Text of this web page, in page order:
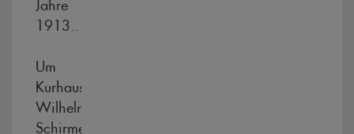
Jahre
1913...
Um
Kurhauspächter
Wilhelm
Schirmer